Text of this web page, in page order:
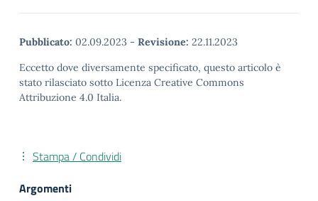
Pubblicato: 02.09.2023 - Revisione: 22.11.2023
Eccetto dove diversamente specificato, questo articolo è
stato rilasciato sotto Licenza Creative Commons
Attribuzione 4.0 Italia.
Stampa / Condividi
Argomenti